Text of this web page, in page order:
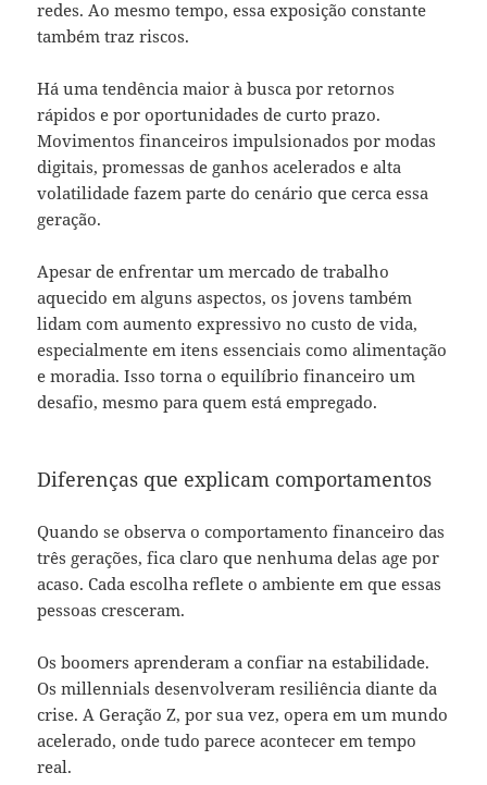
redes. Ao mesmo tempo, essa exposição constante
também traz riscos.
Há uma tendência maior à busca por retornos
rápidos e por oportunidades de curto prazo.
Movimentos financeiros impulsionados por modas
digitais, promessas de ganhos acelerados e alta
volatilidade fazem parte do cenário que cerca essa
geração.
Apesar de enfrentar um mercado de trabalho
aquecido em alguns aspectos, os jovens também
lidam com aumento expressivo no custo de vida,
especialmente em itens essenciais como alimentação
e moradia. Isso torna o equilíbrio financeiro um
desafio, mesmo para quem está empregado.
Diferenças que explicam comportamentos
Quando se observa o comportamento financeiro das
três gerações, fica claro que nenhuma delas age por
acaso. Cada escolha reflete o ambiente em que essas
pessoas cresceram.
Os boomers aprenderam a confiar na estabilidade.
Os millennials desenvolveram resiliência diante da
crise. A Geração Z, por sua vez, opera em um mundo
acelerado, onde tudo parece acontecer em tempo
real.